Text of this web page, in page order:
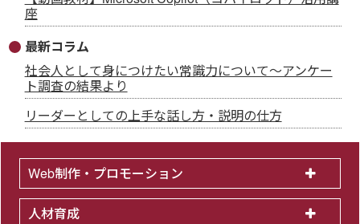
座
最新コラム
社会人として身につけたい常識力について～アンケー
ト調査の結果より
リーダーとしての上手な話し方・説明の仕方
Web制作・プロモーション
人材育成